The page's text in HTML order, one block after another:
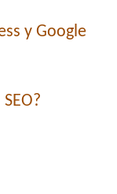
y Google